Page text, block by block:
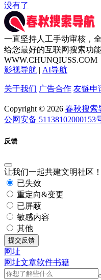
没有了
一直坚持人工手动审核，
给您最好的互联网搜索功
WWW.CHUNQIUSS.COM
影视导航 | AI导航
关于我们 广告合作 友链申
Copyright © 2026 春秋搜索
公网安备 51138102000153
反馈
让我们一起共建文明社区
已失效
重定向&变更
已屏蔽
敏感内容
其他
提交反馈
网址
网址文章软件书籍